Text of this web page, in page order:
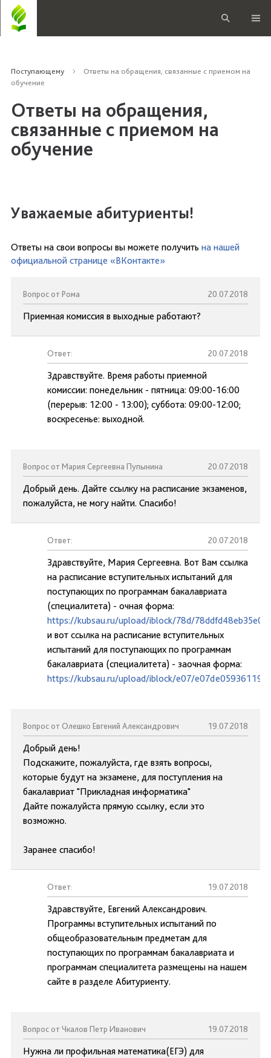
Поступающему
Ответы на обращения, связанные с приемом на
обучение
Ответы на обращения,
связанные с приемом на
обучение
Уважаемые абитуриенты!
Ответы на свои вопросы вы можете получить на нашей
официальной странице «ВКонтакте»
Вопрос от Рома 20.07.2018
Приемная комиссия в выходные работают?
Ответ: 20.07.2018
Здравствуйте. Время работы приемной
комиссии: понедельник - пятница: 09:00-16:00
(перерыв: 12:00 - 13:00); суббота: 09:00-12:00;
воскресенье: выходной.
Вопрос от Мария Сергеевна Пупынина 20.07.2018
Добрый день. Дайте ссылку на расписание экзаменов,
пожалуйста, не могу найти. Спасибо!
Ответ: 20.07.2018
Здравствуйте, Мария Сергеевна. Вот Вам ссылка
на расписание вступительных испытаний для
поступающих по программам бакалавриата
(специалитета) - очная форма:
https://kubsau.ru/upload/iblock/78d/
и вот ссылка на расписание вступительных
испытаний для поступающих по программам
бакалавриата (специалитета) - заочная форма:
https://kubsau.ru/upload/iblock/e07/
Вопрос от Олешко Евгений Александрович 19.07.2018
Добрый день!
Подскажите, пожалуйста, где взять вопросы,
которые будут на экзамене, для поступления на
бакалавриат "Прикладная информатика"
Дайте пожалуйста прямую ссылку, если это
возможно.
Заранее спасибо!
Ответ: 19.07.2018
Здравствуйте, Евгений Александрович.
Программы вступительных испытаний по
общеобразовательным предметам для
поступающих по программам бакалавриата и
программам специалитета размещены на нашем
сайте в разделе Абитуриенту.
Вопрос от Чкалов Петр Иванович 19.07.2018
Нужна ли профильная математика(ЕГЭ) для